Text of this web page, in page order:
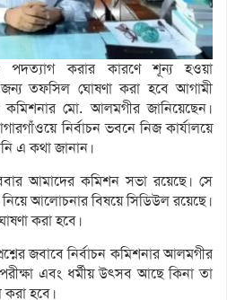
পদত্যাগ করার কারণে শূন্য হওয়া
তফসিল ঘোষণা করা হবে আগামী
কমিশনার মো. আলমগীর জানিয়েছেন।
নির্বাচন ভবনে নিজ কার্যালয়ে
এ কথা জানান।
আমাদের কমিশন সভা রয়েছে। সে
আলোচনার বিষয়ে সিডিউল রয়েছে।
করা হবে।
জবাবে নির্বাচন কমিশনার আলমগীর
এবং ধর্মীয় উৎসব আছে কিনা তা
করা হবে।